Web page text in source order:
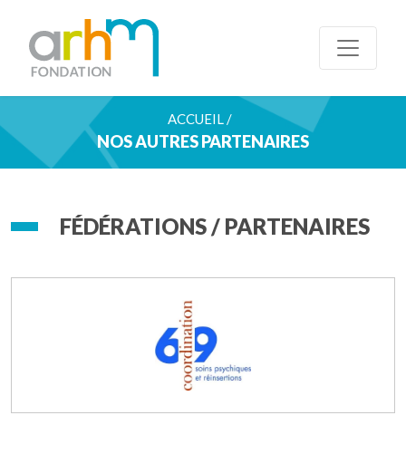
ACCUEIL /
NOS AUTRES PARTENAIRES
FÉDÉRATIONS / PARTENAIRES